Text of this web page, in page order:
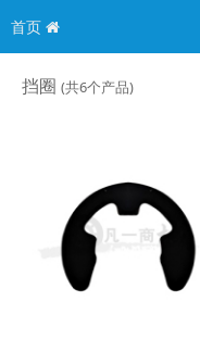
首页
挡圈 (共6个产品)